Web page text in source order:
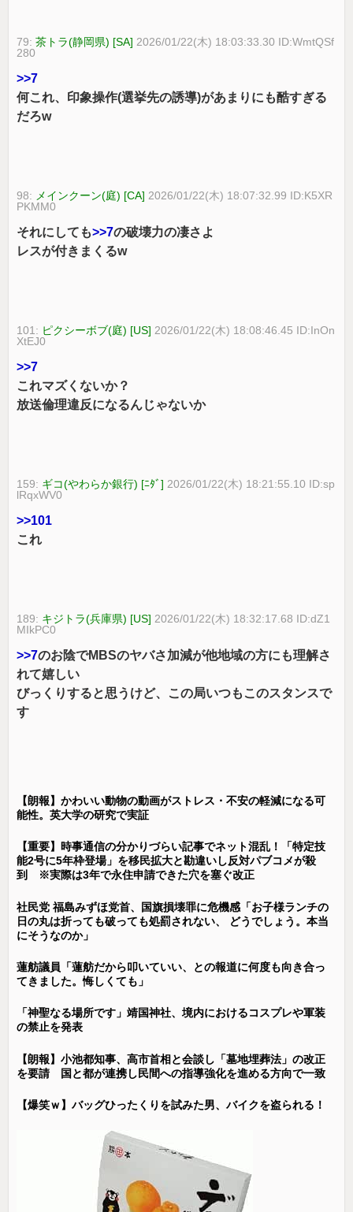
79:茶トラ(静岡県) [SA] 2026/01/22(木) 18:03:33.30 ID:WmtQSf
280
>>7
何これ、印象操作(選挙先の誘導)があまりにも酷すぎる
だろw
98: メインクーン(庭) [CA] 2026/01/22(木) 18:07:32.99 ID:K5XR
PKMM0
それにしても>>7の破壊力の凄さよ
レスが付きまくるw
101: ピクシーボブ(庭) [US] 2026/01/22(木) 18:08:46.45 ID:InOn
XtEJ0
>>7
これマズくないか？
放送倫理違反になるんじゃないか
159: ギコ(やわらか銀行) [ﾆﾀﾞ] 2026/01/22(木) 18:21:55.10 ID:sp
lRqxWV0
>>101
これ
189: キジトラ(兵庫県) [US] 2026/01/22(木) 18:32:17.68 ID:dZ1
MIkPC0
>>7のお陰でMBSのヤバさ加減が他地域の方にも理解さ
れて嬉しい
びっくりすると思うけど、この局いつもこのスタンスで
す
【朗報】かわいい動物の動画がストレス・不安の軽減になる可
能性。英大学の研究で実証
【重要】時事通信の分かりづらい記事でネット混乱！「特定技
能2号に5年枠登場」を移民拡大と勘違いし反対パブコメが殺
到 ※実際は3年で永住申請できた穴を塞ぐ改正
社民党 福島みずほ党首、国旗損壊罪に危機感「お子様ランチの
日の丸は折っても破っても処罰されない、 どうでしょう。本当
にそうなのか」
蓮舫議員「蓮舫だから叩いていい、との報道に何度も向き合っ
てきました。悔しくても」
「神聖なる場所です」靖国神社、境内におけるコスプレや軍装
の禁止を発表
【朗報】小池都知事、高市首相と会談し「墓地埋葬法」の改正
を要請 国と都が連携し民間への指導強化を進める方向で一致
【爆笑ｗ】バッグひったくりを試みた男、バイクを盗られる！